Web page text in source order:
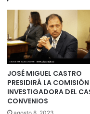
JOSÉ MIGUEL CASTRO
PRESIDIRÁ LA COMISIÓN
INVESTIGADORA DEL
CONVENIOS